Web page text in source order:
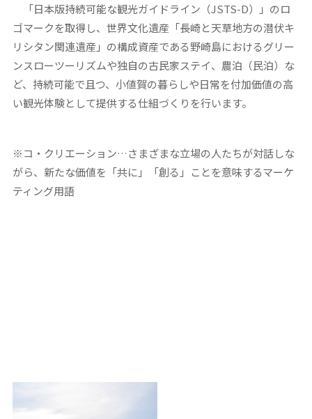
「日本版持続可能な観光ガイドライン（JSTS-D）」のロ
ゴマークを取得し、世界文化遺産「長崎と天草地方の潜伏キ
リシタン関連遺産」の構成資産である野崎島におけるグリー
ンスローツーリズムや独自の古民家ステイ、農泊（民泊）な
ど、持続可能で且つ、小値賀の暮らしや日常を付加価値の高
い観光体験として提供する仕組づくりを行います。
※コ・クリエーション…さまざまな立場の人たちが対話しな
がら、新たな価値を「共に」「創る」ことを意味するマーケ
ティング用語